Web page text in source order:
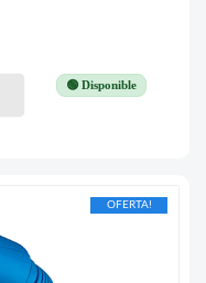
🟢 Disponible
OFERTA!